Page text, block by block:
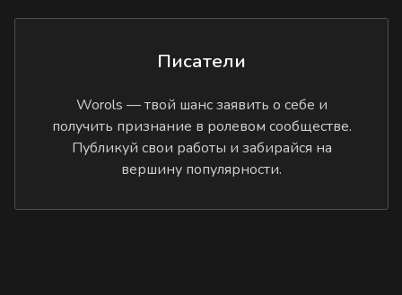
Писатели
Worols — твой шанс заявить о себе и
получить признание в ролевом сообществе.
Публикуй свои работы и забирайся на
вершину популярности.